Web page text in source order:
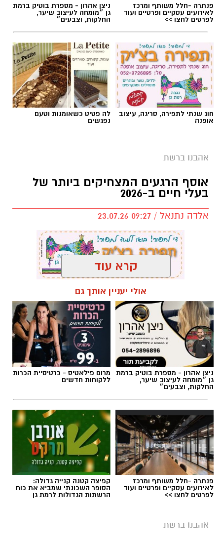
פנתרה -חלל משותף ומרכז
לאירועים עסקיים ופרטיים ועוד
לפרטים לחצו >>
ניצן אהרון - מספרת בוטיק ברמת
גן ״מומחה לעיצוב שיער,
החלקות, וצבעים״
חוג שנתי לתפירה, סריגה, עיצוב
אופנה
לה פטיט כשאומנות וטעם
נפגשים
אהבנו ברשת
אוסף הרגעים המצחיקים ביותר של
בעלי חיים ב-2026
אלדה נתנאל / 09:27 23.07.26
קרא עוד
אולי יעניין אותך גם
ניצן אהרון - מספרת בוטיק ברמת
גן ״מומחה לעיצוב שיער,
החלקות, וצבעים״
מרום פילאטיס - כרטיסיית הכרות
ללקוחות חדשים
פנתרה -חלל משותף ומרכז
לאירועים עסקיים ופרטיים ועוד
לפרטים לחצו >>
קפיצה קטנה קנייה גדולה:
הסופר השכונתי שמביא את כוח
הרשתות הגדולות לרמת גן
אהבנו ברשת